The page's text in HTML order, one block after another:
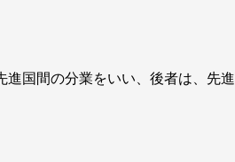
国間の分業をいい、後者は、先進